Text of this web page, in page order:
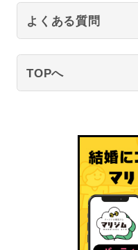
よくある質問
TOPへ